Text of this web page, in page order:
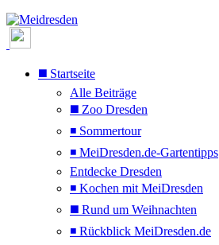
◼️ Startseite
Alle Beiträge
◼️ Zoo Dresden
◾ Sommertour
◾ MeiDresden.de-Gartentipps
Entdecke Dresden
◾ Kochen mit MeiDresden
◼️ Rund um Weihnachten
◾ Rückblick MeiDresden.de